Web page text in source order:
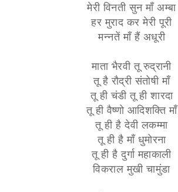
मेरी विनती सुन माँ अम्बा
हर मुराद कर मेरी पूरी
मन्नतें माँ हैं अधूरी
माता भैरवी तू रुद्रानी
तू है रौद्री संतोषी माँ
तू ही चंडी तू ही शारदा
तू ही वैष्णो आदिशक्ति माँ
तू ही है देवी लकम्मा
तू ही है माँ धुमोरना
तू ही है दुर्गा महाकाली
विकराल मुखी चामुंडा